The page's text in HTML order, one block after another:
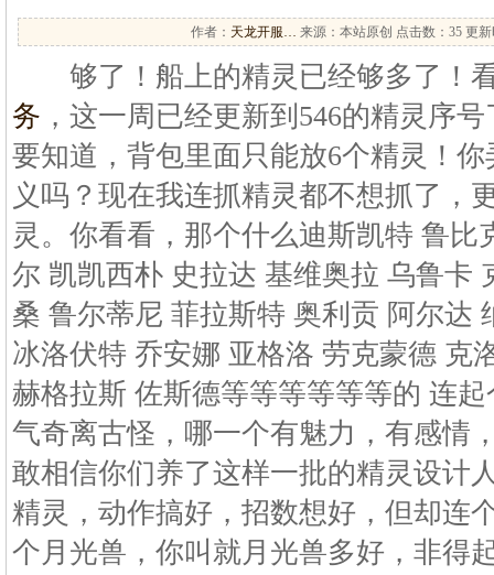
作者： 天龙开服… 来源：本站原创 点击数： 35 更新
够了！船上的精灵已经够多了！
务 ，这一周已经更新到546的精灵序
要知道，背包里面只能放6个精灵！
义吗？现在我连抓精灵都不想抓了，
灵。你看看，那个什么迪斯凯特 鲁比
尔 凯凯西朴 史拉达 基维奥拉 乌鲁卡
桑 鲁尔蒂尼 菲拉斯特 奥利贡 阿尔达
冰洛伏特 乔安娜 亚格洛 劳克蒙德 克
赫格拉斯 佐斯德等等等等等等的 连
气奇离古怪，哪一个有魅力，有感情
敢相信你们养了这样一批的精灵设计
精灵，动作搞好，招数想好，但却连
个月光兽，你叫就月光兽多好，非得